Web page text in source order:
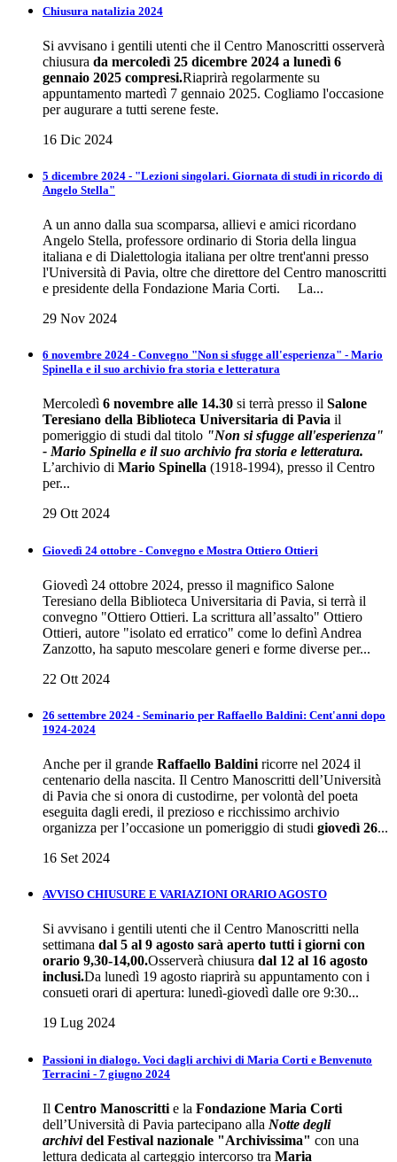
Chiusura natalizia 2024
Si avvisano i gentili utenti che il Centro Manoscritti osserverà
chiusura da mercoledì 25 dicembre 2024 a lunedì 6
gennaio 2025 compresi.Riaprirà regolarmente su
appuntamento martedì 7 gennaio 2025. Cogliamo l'occasione
per augurare a tutti serene feste.
16 Dic 2024
5 dicembre 2024 - "Lezioni singolari. Giornata di studi in ricordo di
Angelo Stella"
A un anno dalla sua scomparsa, allievi e amici ricordano
Angelo Stella, professore ordinario di Storia della lingua
italiana e di Dialettologia italiana per oltre trent'anni presso
l'Università di Pavia, oltre che direttore del Centro manoscritti
e presidente della Fondazione Maria Corti. La...
29 Nov 2024
6 novembre 2024 - Convegno "Non si sfugge all'esperienza" - Mario
Spinella e il suo archivio fra storia e letteratura
Mercoledì 6 novembre alle 14.30 si terrà presso il Salone
Teresiano della Biblioteca Universitaria di Pavia il
pomeriggio di studi dal titolo "Non si sfugge all'esperienza"
- Mario Spinella e il suo archivio fra storia e letteratura.
L’archivio di Mario Spinella (1918-1994), presso il Centro
per...
29 Ott 2024
Giovedì 24 ottobre - Convegno e Mostra Ottiero Ottieri
Giovedì 24 ottobre 2024, presso il magnifico Salone
Teresiano della Biblioteca Universitaria di Pavia, si terrà il
convegno "Ottiero Ottieri. La scrittura all’assalto" Ottiero
Ottieri, autore "isolato ed erratico" come lo definì Andrea
Zanzotto, ha saputo mescolare generi e forme diverse per...
22 Ott 2024
26 settembre 2024 - Seminario per Raffaello Baldini: Cent'anni dopo
1924-2024
Anche per il grande Raffaello Baldini ricorre nel 2024 il
centenario della nascita. Il Centro Manoscritti dell’Università
di Pavia che si onora di custodirne, per volontà del poeta
eseguita dagli eredi, il prezioso e ricchissimo archivio
organizza per l’occasione un pomeriggio di studi giovedì 26...
16 Set 2024
AVVISO CHIUSURE E VARIAZIONI ORARIO AGOSTO
Si avvisano i gentili utenti che il Centro Manoscritti nella
settimana dal 5 al 9 agosto sarà aperto tutti i giorni con
orario 9,30-14,00.Osserverà chiusura dal 12 al 16 agosto
inclusi.Da lunedì 19 agosto riaprirà su appuntamento con i
consueti orari di apertura: lunedì-giovedì dalle ore 9:30...
19 Lug 2024
Passioni in dialogo. Voci dagli archivi di Maria Corti e Benvenuto
Terracini - 7 giugno 2024
Il Centro Manoscritti e la Fondazione Maria Corti
dell’Università di Pavia partecipano alla Notte degli
archividel Festival nazionale "Archivissima" con una
lettura dedicata al carteggio intercorso tra Maria